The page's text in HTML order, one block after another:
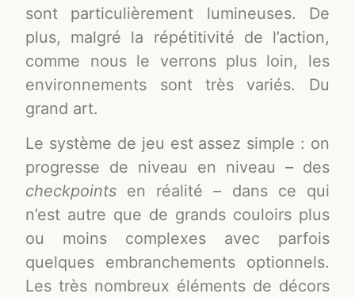
sont particulièrement lumineuses. De
plus, malgré la répétitivité de l’action,
comme nous le verrons plus loin, les
environnements sont très variés. Du
grand art.
Le système de jeu est assez simple : on
progresse de niveau en niveau – des
checkpoints en réalité – dans ce qui
n’est autre que de grands couloirs plus
ou moins complexes avec parfois
quelques embranchements optionnels.
Les très nombreux éléments de décors